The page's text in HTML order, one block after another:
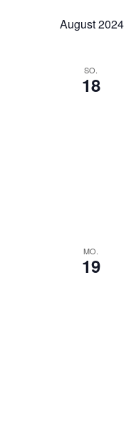
August 2024
SO.
18
MO.
19